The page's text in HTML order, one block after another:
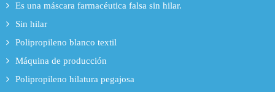
Es una máscara farmacéutica falsa sin hilar.
Sin hilar
Polipropileno blanco textil
Máquina de producción
Polipropileno hilatura pegajosa